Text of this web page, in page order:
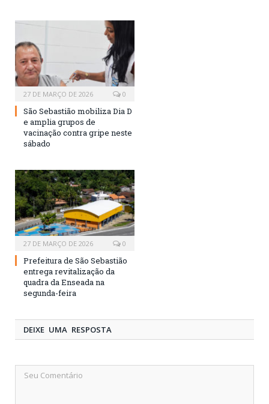
27 DE MARÇO DE 2026 0
São Sebastião mobiliza Dia D
e amplia grupos de
vacinação contra gripe neste
sábado
27 DE MARÇO DE 2026 0
Prefeitura de São Sebastião
entrega revitalização da
quadra da Enseada na
segunda-feira
DEIXE UMA RESPOSTA